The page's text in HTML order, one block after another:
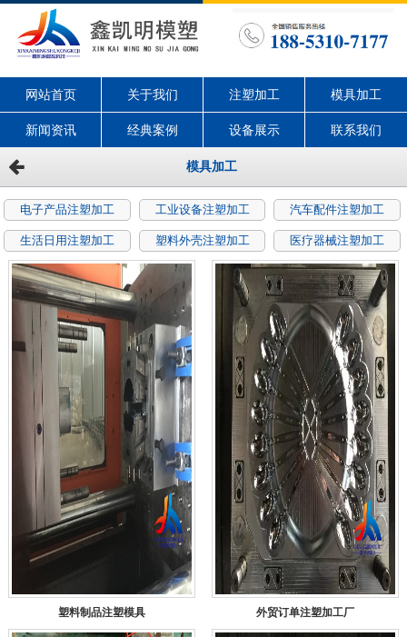
网站首页 关于我们 注塑加工 模具加工
新闻资讯 经典案例 设备展示 联系我们
模具加工
电子产品注塑加工 工业设备注塑加工 汽车配件注塑加工
生活日用注塑加工 塑料外壳注塑加工 医疗器械注塑加工
塑料制品注塑模具 外贸订单注塑加工厂